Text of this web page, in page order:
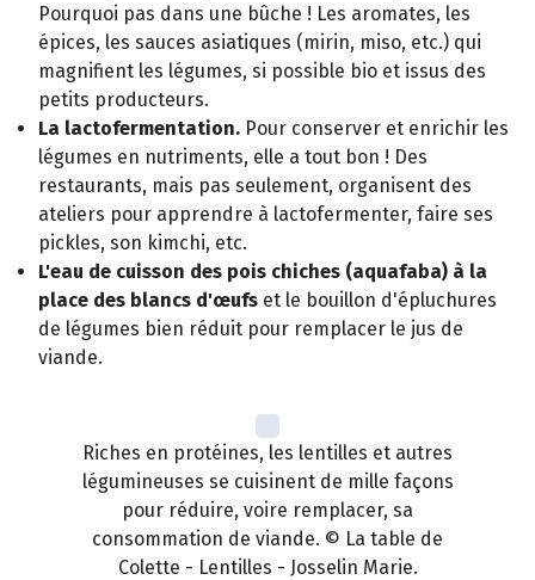
Pourquoi pas dans une bûche ! Les aromates, les
épices, les sauces asiatiques (mirin, miso, etc.) qui
magnifient les légumes, si possible bio et issus des
petits producteurs.
La lactofermentation. Pour conserver et enrichir les
légumes en nutriments, elle a tout bon ! Des
restaurants, mais pas seulement, organisent des
ateliers pour apprendre à lactofermenter, faire ses
pickles, son kimchi, etc.
L'eau de cuisson des pois chiches (aquafaba) à la
place des blancs d'œufs et le bouillon d'épluchures
de légumes bien réduit pour remplacer le jus de
viande.
Riches en protéines, les lentilles et autres
légumineuses se cuisinent de mille façons
pour réduire, voire remplacer, sa
consommation de viande. © La table de
Colette - Lentilles - Josselin Marie.